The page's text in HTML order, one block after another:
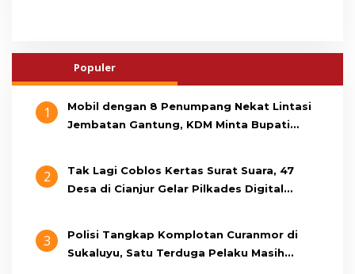
Populer
1
Mobil dengan 8 Penumpang Nekat Lintasi
Jembatan Gantung, KDM Minta Bupati
2
Tak Lagi Coblos Kertas Surat Suara, 47
Desa di Cianjur Gelar Pilkades Digital
3
Polisi Tangkap Komplotan Curanmor di
Sukaluyu, Satu Terduga Pelaku Masih